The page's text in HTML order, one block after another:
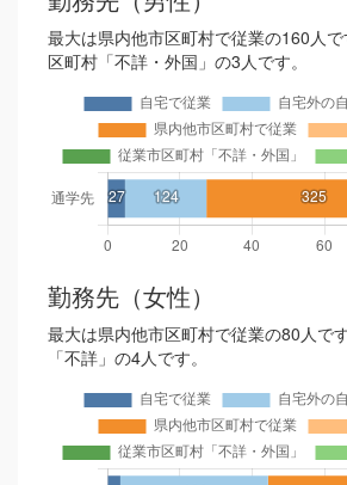
最大は県内他市区町村で従業の160人
区町村「不詳・外国」の3人です。
勤務先（女性）
最大は県内他市区町村で従業の80人で
「不詳」の4人です。